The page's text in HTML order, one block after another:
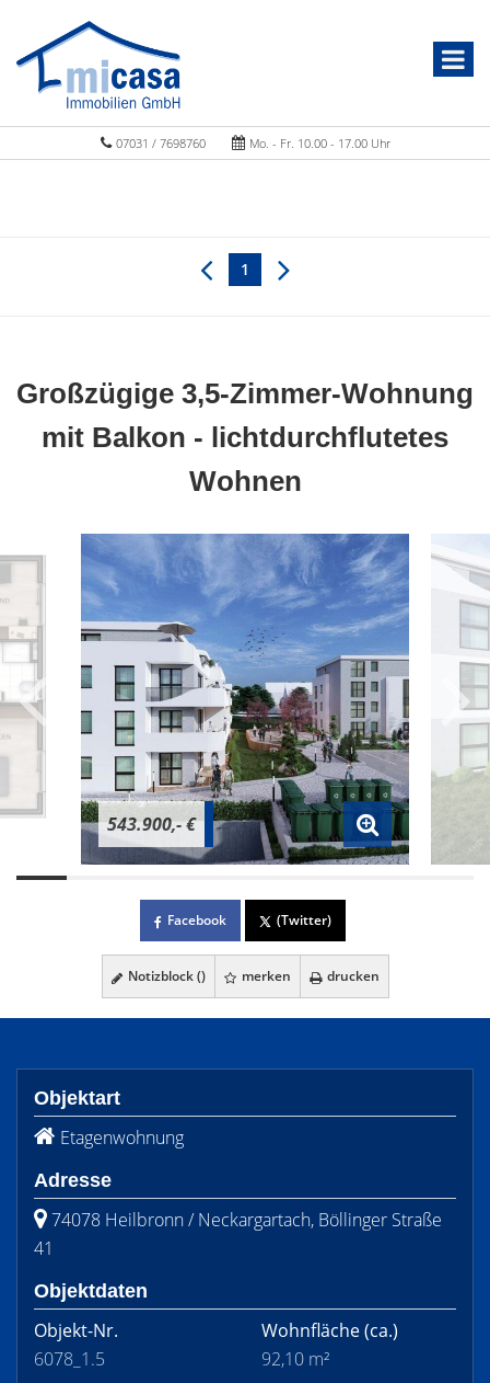
07031 / 7698760 Mo. - Fr. 10.00 - 17.00 Uhr
1
Großzügige 3,5-Zimmer-Wohnung
mit Balkon - lichtdurchflutetes
Wohnen
543.900,- €
Facebook (Twitter)
Notizblock () merken drucken
Objektart
Etagenwohnung
Adresse
74078 Heilbronn / Neckargartach, Böllinger Straße
41
Objektdaten
Objekt-Nr.
6078_1.5
Wohnfläche(ca.)
92,10 m²